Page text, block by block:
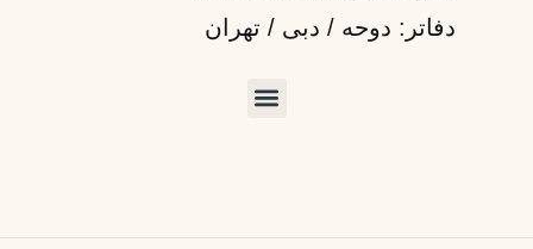
دفاتر: دوحه / دبی / تهران